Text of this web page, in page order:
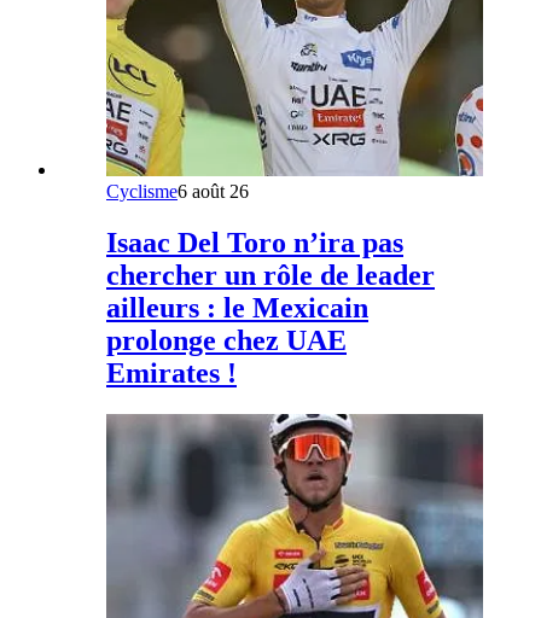
Cyclisme6 août 26
Isaac Del Toro n’ira pas
chercher un rôle de leader
ailleurs : le Mexicain
prolonge chez UAE
Emirates !